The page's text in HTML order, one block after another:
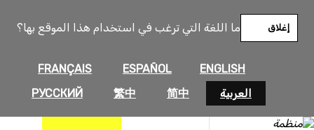
ما اللغة التي ترغب في استخدام هذا الموقع بها؟
ENGLISH
ESPAÑOL
FRANÇAIS
العربية
简中
繁中
РУССКИЙ
إغلاق
المحتوى